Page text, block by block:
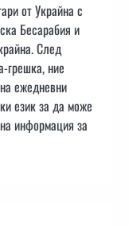
от Украйна с
Бесарабия и
След
грешка, ние
ежедневни
език за да може
информация за